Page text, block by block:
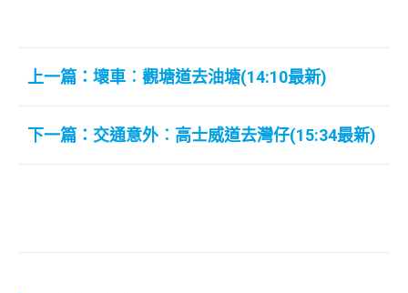
上一篇：壞車︰觀塘道去油塘(14:10最新)
下一篇：交通意外︰高士威道去灣仔(15:34最新)